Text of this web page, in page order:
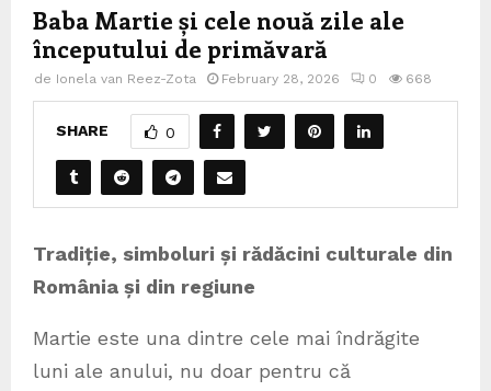
Baba Martie și cele nouă zile ale
începutului de primăvară
de Ionela van Reez-Zota February 28, 2026 0 668
SHARE 0
Tradiție, simboluri și rădăcini culturale din
România și din regiune
Martie este una dintre cele mai îndrăgite
luni ale anului, nu doar pentru că